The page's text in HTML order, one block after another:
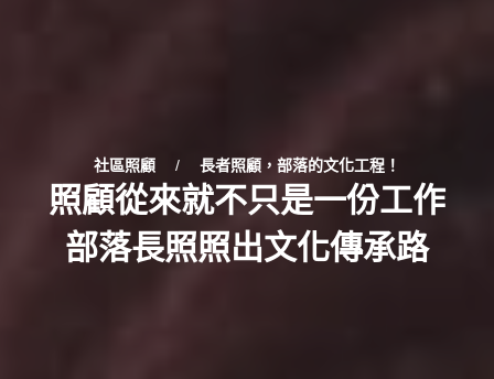
社區照顧 / 長者照顧，部落的文化工程！
照顧從來就不只是一份工作
部落長照照出文化傳承路